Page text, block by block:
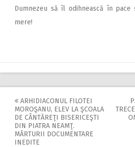
Dumnezeu să îl odihnească în
mere!
Post
navigation
ARHIDIACONUL FILOTEI
MOROŞANU, ELEV LA ŞCOALA
DE CÂNTĂREŢI BISERICEŞTI
DIN PIATRA NEAMŢ.
MĂRTURII DOCUMENTARE
INEDITE